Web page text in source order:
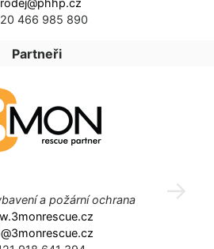
466 985 890
Partneři
a požární ochrana